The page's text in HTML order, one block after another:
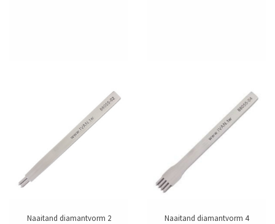
Naaitand diamantvorm 2
Naaitand diamantvorm 4